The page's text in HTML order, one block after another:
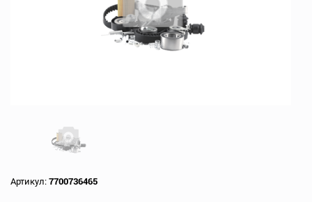
Артикул: 7700736465